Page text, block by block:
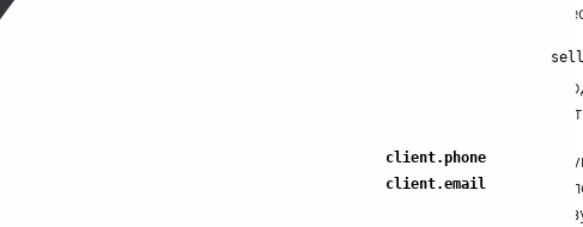
Номер заказа (InvId), по которому уже
sell
Адрес сайта, на котором совершена
Итоговая сумма чека в рублях.
client.phone Email
client.email Телефон
Тип платежа. Для зачёта аванса